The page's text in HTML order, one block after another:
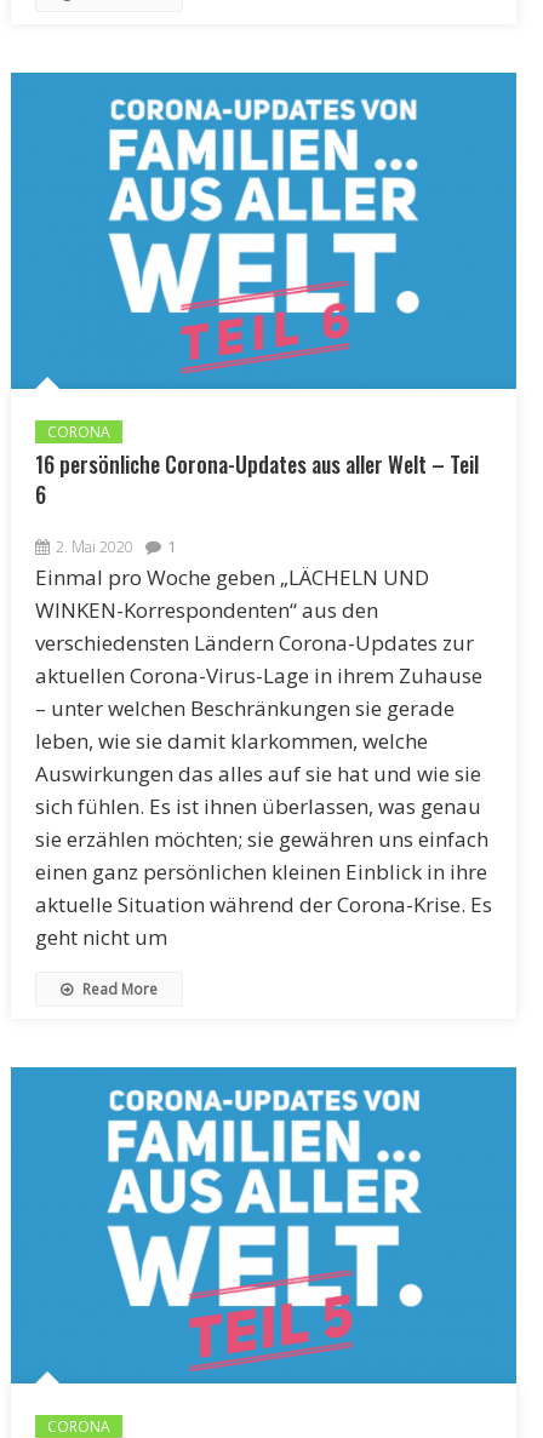
CORONA
16 persönliche Corona-Updates aus aller Welt – Teil
6
2. Mai 2020 1
Einmal pro Woche geben „LÄCHELN UND
WINKEN-Korrespondenten“ aus den
verschiedensten Ländern Corona-Updates zur
aktuellen Corona-Virus-Lage in ihrem Zuhause
– unter welchen Beschränkungen sie gerade
leben, wie sie damit klarkommen, welche
Auswirkungen das alles auf sie hat und wie sie
sich fühlen. Es ist ihnen überlassen, was genau
sie erzählen möchten; sie gewähren uns einfach
einen ganz persönlichen kleinen Einblick in ihre
aktuelle Situation während der Corona-Krise. Es
geht nicht um
Read More
CORONA